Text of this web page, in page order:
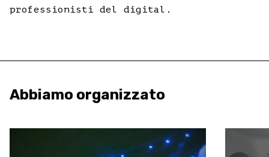
professionisti del digital.
Abbiamo organizzato